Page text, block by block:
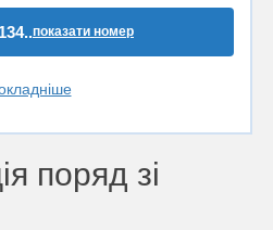
показати номер
поряд зі